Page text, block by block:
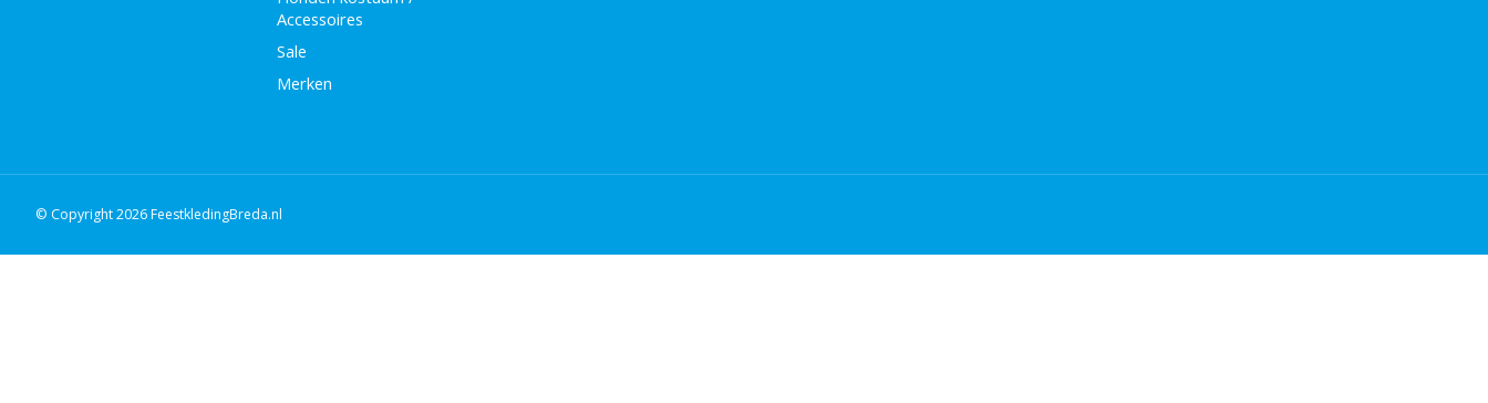
Accessoires
Sale
Merken
© Copyright 2026 FeestkledingBreda.nl